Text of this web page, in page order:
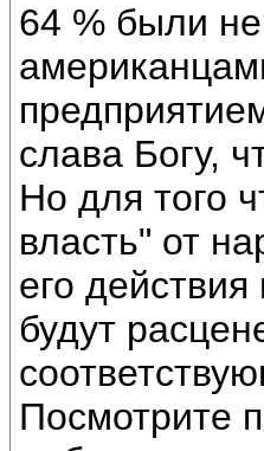
64 % были
слава Богу,
Но для того
власть" от
его
будут
Посмотрите